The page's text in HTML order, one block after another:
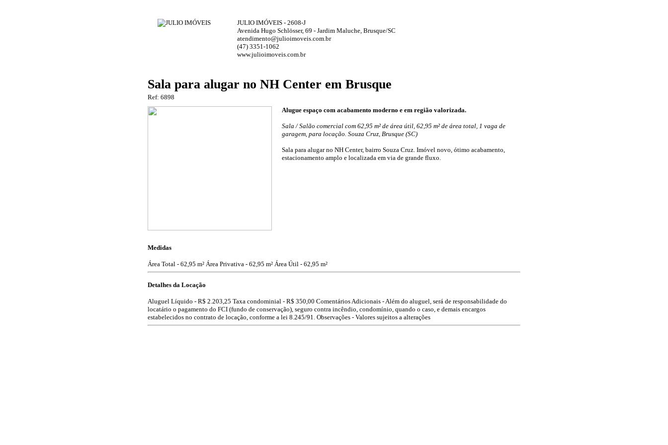
JULIO IMÓVEIS - 2608-J
Avenida Hugo Schlösser, 69 - Jardim Maluche, Brusque/SC
atendimento@julioimoveis.com.br
(47) 3351-1062
www.julioimoveis.com.br
Sala para alugar no NH Center em Brusque
Ref: 6898
Alugue espaço com acabamento moderno e em região valorizada.
Sala / Salão comercial com 62,95 m² de área útil, 62,95 m² de área total, 1 vaga de
garagem, para locação. Souza Cruz, Brusque (SC)
Sala para alugar no NH Center, bairro Souza Cruz. Imóvel novo, ótimo acabamento,
estacionamento amplo e localizada em via de grande fluxo.
Medidas
Área Total - 62,95 m² Área Privativa - 62,95 m² Área Útil - 62,95 m²
Detalhes da Locação
Aluguel Líquido - R$ 2.203,25 Taxa condominial - R$ 350,00 Comentários Adicionais - Além do aluguel, será de responsabilidade do
locatário o pagamento do FCI (fundo de conservação), seguro contra incêndio, condomínio, quando o caso, e demais encargos
estabelecidos no contrato de locação, conforme a lei 8.245/91. Observações - Valores sujeitos a alterações